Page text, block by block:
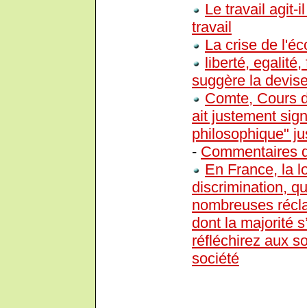
Le travail agit-
travail
La crise de
liberté,
suggère la
Comte, Cours
ait justement
philosophique"
- Commentaires
En France, la
discrimination,
nombreuses
dont la majorité
réfléchirez aux
société